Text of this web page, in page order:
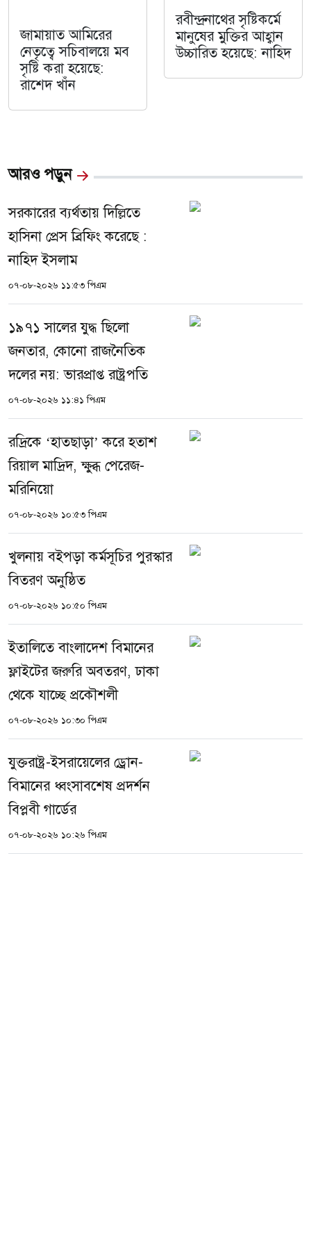
জামায়াত আমিরের
নেতৃত্বে সচিবালয়ে মব
সৃষ্টি করা হয়েছে:
রাশেদ খাঁন
রবীন্দ্রনাথের সৃষ্টিকর্মে
মানুষের মুক্তির আহ্বান
উচ্চারিত হয়েছে: নাহিদ
আরও পড়ুন
সরকারের ব্যর্থতায় দিল্লিতে
হাসিনা প্রেস ব্রিফিং করেছে :
নাহিদ ইসলাম
০৭-০৮-২০২৬ ১১:৫৩ পিএম
১৯৭১ সালের যুদ্ধ ছিলো
জনতার, কোনো রাজনৈতিক
দলের নয়: ভারপ্রাপ্ত রাষ্ট্রপতি
০৭-০৮-২০২৬ ১১:৪১ পিএম
রদ্রিকে ‘হাতছাড়া’ করে হতাশ
রিয়াল মাদ্রিদ, ক্ষুব্ধ পেরেজ-
মরিনিয়ো
০৭-০৮-২০২৬ ১০:৫৩ পিএম
খুলনায় বইপড়া কর্মসূচির পুরস্কার
বিতরণ অনুষ্ঠিত
০৭-০৮-২০২৬ ১০:৫০ পিএম
ইতালিতে বাংলাদেশ বিমানের
ফ্লাইটের জরুরি অবতরণ, ঢাকা
থেকে যাচ্ছে প্রকৌশলী
০৭-০৮-২০২৬ ১০:৩০ পিএম
যুক্তরাষ্ট্র-ইসরায়েলের ড্রোন-
বিমানের ধ্বংসাবশেষ প্রদর্শন
বিপ্লবী গার্ডের
০৭-০৮-২০২৬ ১০:২৬ পিএম